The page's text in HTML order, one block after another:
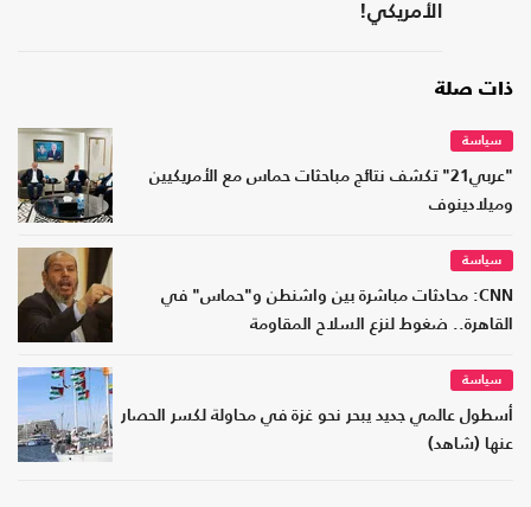
الأمريكي!
ذات صلة
سياسة
"عربي21" تكشف نتائج مباحثات حماس مع الأمريكيين
وميلادينوف
سياسة
CNN: محادثات مباشرة بين واشنطن و"حماس" في
القاهرة.. ضغوط لنزع السلاح المقاومة
سياسة
أسطول عالمي جديد يبحر نحو غزة في محاولة لكسر الحصار
عنها (شاهد)